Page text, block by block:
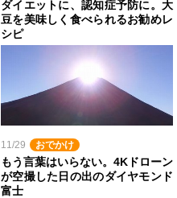
ダイエットに、認知症予防に。大
豆を美味しく食べられるお勧めレ
シピ
11/29 おでかけ
もう言葉はいらない。4Kドローン
が空撮した日の出のダイヤモンド
富士